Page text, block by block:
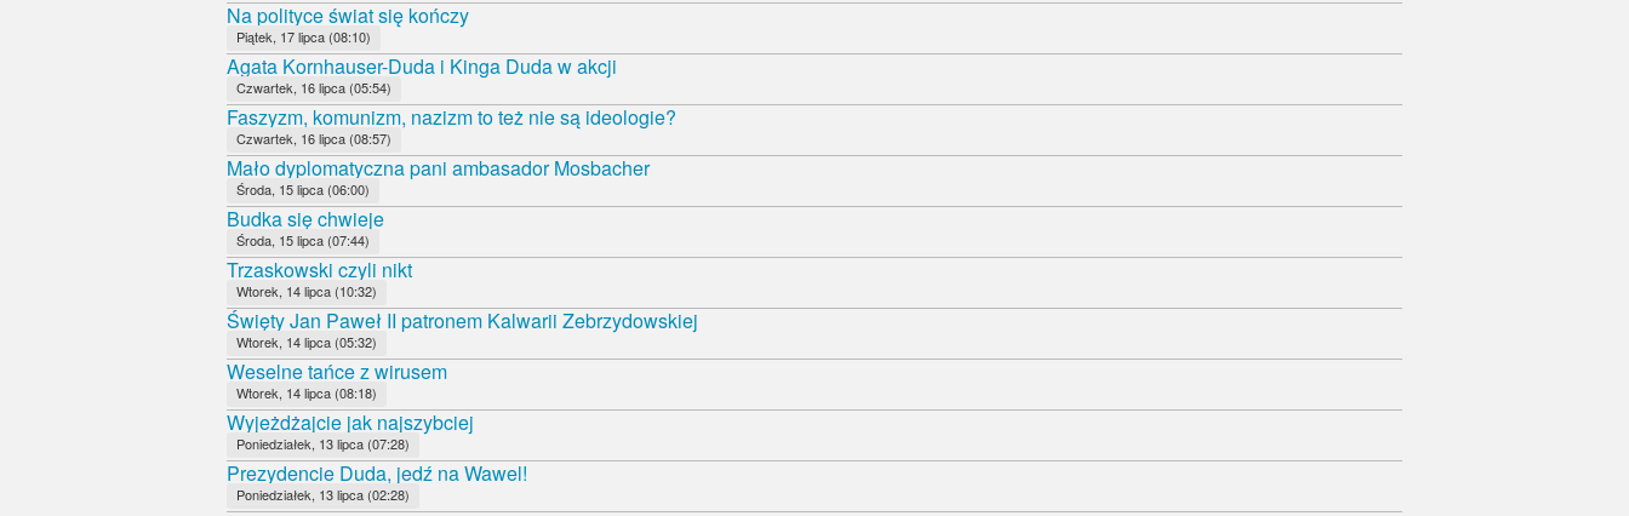
Na polityce świat się kończy
Piątek, 17 lipca (08:10)
Agata Kornhauser-Duda i Kinga Duda w akcji
Czwartek, 16 lipca (05:54)
Faszyzm, komunizm, nazizm to też nie są ideologie?
Czwartek, 16 lipca (08:57)
Mało dyplomatyczna pani ambasador Mosbacher
Środa, 15 lipca (06:00)
Budka się chwieje
Środa, 15 lipca (07:44)
Trzaskowski czyli nikt
Wtorek, 14 lipca (10:32)
Święty Jan Paweł II patronem Kalwarii Zebrzydowskiej
Wtorek, 14 lipca (05:32)
Weselne tańce z wirusem
Wtorek, 14 lipca (08:18)
Wyjeżdżajcie jak najszybciej
Poniedziałek, 13 lipca (07:28)
Prezydencie Duda, jedź na Wawel!
Poniedziałek, 13 lipca (02:28)